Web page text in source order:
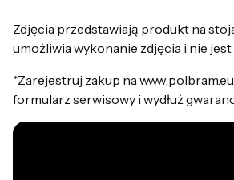
Zdjęcia przedstawiają produkt na
umożliwia wykonanie zdjęcia i nie jest
*Zarejestruj zakup na
formularz serwisowy i wydłuż